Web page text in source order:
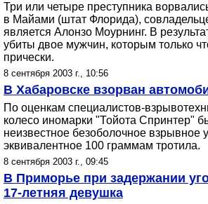
Три или четыре преступника
в Майами (штат Флорида),
является Алонзо Моурнинг. В
убиты двое мужчин, которым только
прически.
8 сентября 2003 г., 10:56
В Хабаровске взорван
По оценкам специалистов-
колесо иномарки "Тойота Спринтер"
неизвестное безоболочное взрывное
эквивалентное 100 граммам тротила.
8 сентября 2003 г., 09:45
В Приморье при задержании
17-летняя девушка